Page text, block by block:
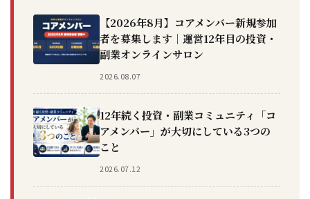
【2026年8月】コアメンバー新規参加
者を募集します｜運営12年目の投資・
副業オンラインサロン
2026.08.07
12年続く投資・副業コミュニティ「コ
アメンバー」が大切にしている3つの
こと
2026.07.12